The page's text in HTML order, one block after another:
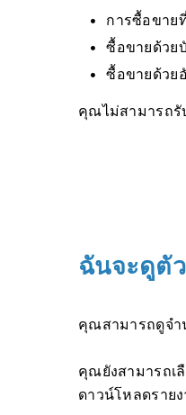
การซื้อขาย
ซื้อขายด้วย
ซื้อขายด้วย
คุณไม่สามารถรั
ฉันจะดูตั
คุณสามารถดูจำ
คุณยังสามารถเ
ดาวน์โหลดราย